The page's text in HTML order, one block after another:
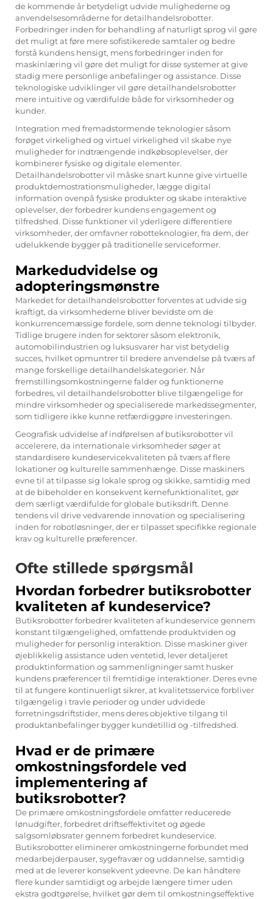
de kommende år betydeligt udvide mulighederne og
anvendelsesområderne for detailhandelsrobotter.
Forbedringer inden for behandling af naturligt sprog vil gøre
det muligt at føre mere sofistikerede samtaler og bedre
forstå kundens hensigt, mens forbedringer inden for
maskinlæring vil gøre det muligt for disse systemer at give
stadig mere personlige anbefalinger og assistance. Disse
teknologiske udviklinger vil gøre detailhandelsrobotter
mere intuitive og værdifulde både for virksomheder og
kunder.
Integration med fremadstormende teknologier såsom
forøget virkelighed og virtuel virkelighed vil skabe nye
muligheder for indtrængende indkøbsoplevelser, der
kombinerer fysiske og digitale elementer.
Detailhandelsrobotter vil måske snart kunne give virtuelle
produktdemostrationsmuligheder, lægge digital
information ovenpå fysiske produkter og skabe interaktive
oplevelser, der forbedrer kundens engagement og
tilfredshed. Disse funktioner vil yderligere differentiere
virksomheder, der omfavner robotteknologier, fra dem, der
udelukkende bygger på traditionelle serviceformer.
Markedudvidelse og
adopteringsmønstre
Markedet for detailhandelsrobotter forventes at udvide sig
kraftigt, da virksomhederne bliver bevidste om de
konkurrencemæssige fordele, som denne teknologi tilbyder.
Tidlige brugere inden for sektorer såsom elektronik,
automobilindustrien og luksusvarer har vist betydelig
succes, hvilket opmuntrer til bredere anvendelse på tværs af
mange forskellige detailhandelskategorier. Når
fremstillingsomkostningerne falder og funktionerne
forbedres, vil detailhandelsrobotter blive tilgængelige for
mindre virksomheder og specialiserede markedssegmenter,
som tidligere ikke kunne retfærdiggøre investeringen.
Geografisk udvidelse af indførelsen af butiksrobotter vil
accelerere, da internationale virksomheder søger at
standardisere kundeservicekvaliteten på tværs af flere
lokationer og kulturelle sammenhænge. Disse maskiners
evne til at tilpasse sig lokale sprog og skikke, samtidig med
at de bibeholder en konsekvent kernefunktionalitet, gør
dem særligt værdifulde for globale butiksdrift. Denne
tendens vil drive vedvarende innovation og specialisering
inden for robotløsninger, der er tilpasset specifikke regionale
krav og kulturelle præferencer.
Ofte stillede spørgsmål
Hvordan forbedrer butiksrobotter
kvaliteten af kundeservice?
Butiksrobotter forbedrer kvaliteten af kundeservice gennem
konstant tilgængelighed, omfattende produktviden og
muligheder for personlig interaktion. Disse maskiner giver
øjeblikkelig assistance uden ventetid, lever detaljeret
produktinformation og sammenligninger samt husker
kundens præferencer til fremtidige interaktioner. Deres evne
til at fungere kontinuerligt sikrer, at kvalitetsservice forbliver
tilgængelig i travle perioder og under udvidede
forretningsdriftstider, mens deres objektive tilgang til
produktanbefalinger bygger kundetillid og -tilfredshed.
Hvad er de primære
omkostningsfordele ved
implementering af
butiksrobotter?
De primære omkostningsfordele omfatter reducerede
lønudgifter, forbedret driftseffektivitet og øgede
salgsomløbsrater gennem forbedret kundeservice.
Butiksrobotter eliminerer omkostningerne forbundet med
medarbejderpauser, sygefravær og uddannelse, samtidig
med at de leverer konsekvent ydeevne. De kan håndtere
flere kunder samtidigt og arbejde længere timer uden
ekstra godtgørelse, hvilket gør dem til omkostningseffektive